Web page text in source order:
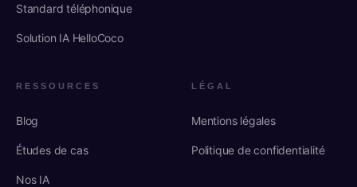
Standard téléphonique
Solution IA HelloCoco
RESSOURCES
Blog
Études de cas
Nos IA
LÉGAL
Mentions légales
Politique de confidentialité